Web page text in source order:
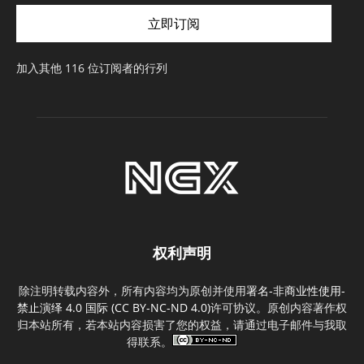
件
址
立即订阅
加入其他 116 位订阅者的行列
权利声明
除注明转载内容外，所有内容均为原创并使用署名-非商业性使用-
禁止演绎 4.0 国际 (CC BY-NC-ND 4.0)许可协议。原创内容著作权
归本站所有，若本站内容损害了您的权益，请通过电子邮件与我取
得联系。